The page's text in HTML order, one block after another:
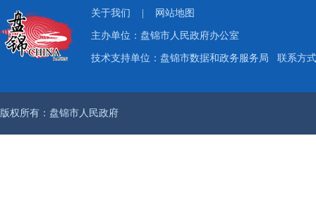
关于我们 网站地图
主办单位：盘锦市人民政府办公室
技术支持单位：盘锦市数据和政务服务局 联系方
版权所有：盘锦市人民政府